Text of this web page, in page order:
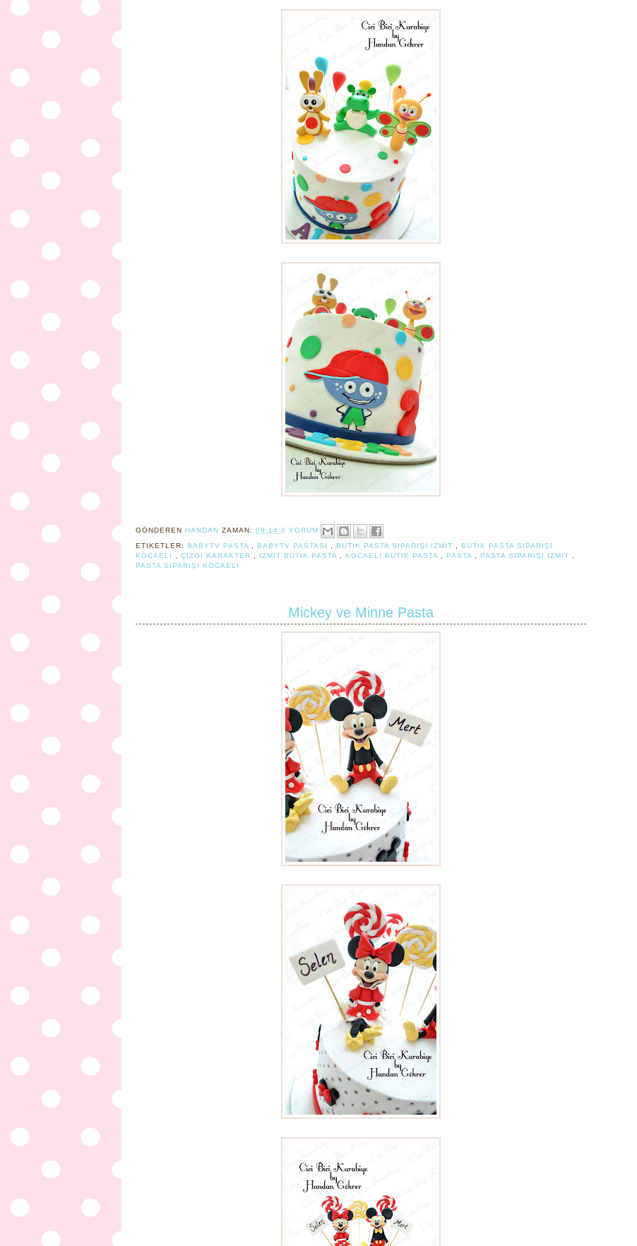
GÖNDEREN HANDAN ZAMAN: 09:14 0 YORUM
ETIKETLER: BABYTV PASTA BABYTV PASTASI BUTIK PASTA SIPARIŞI IZMIT
BUTIK PASTA SIPARIŞI
KOCAELI
ÇIZGI KARAKTER IZMIT BUTIK PASTA KOCAELI BUTIK PASTA PASTA PASTA SIPARIŞI IZMIT
PASTA SIPARIŞI KOCAELI
Mickey ve Minne Pasta